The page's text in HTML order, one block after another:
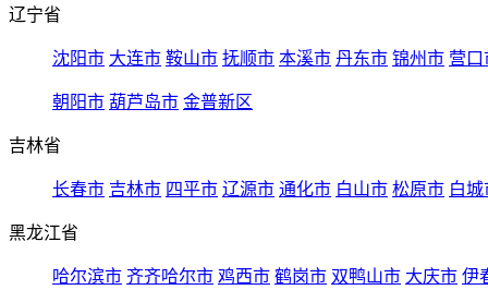
辽宁省
沈阳市 大连市 鞍山市 抚顺市 本溪市 丹东市 锦州市 营口
朝阳市 葫芦岛市 金普新区
吉林省
长春市 吉林市 四平市 辽源市 通化市 白山市 松原市 白城
黑龙江省
哈尔滨市 齐齐哈尔市 鸡西市 鹤岗市 双鸭山市 大庆市 伊